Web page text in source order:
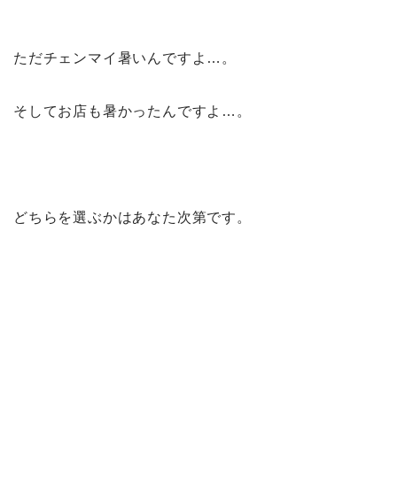
ただチェンマイ暑いんですよ…。
そしてお店も暑かったんですよ…。
どちらを選ぶかはあなた次第です。